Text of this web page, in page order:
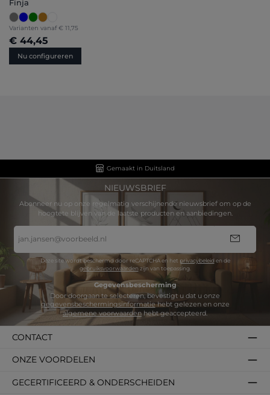
Finja
Varianten vanaf € 11,75
€ 44,45
Nu configureren
Gemaakt in Duitsland
NIEUWSBRIEF
Abonneer nu op onze regelmatig verschijnende nieuwsbrief om op de
hoogtete blijven van de laatste producten en aanbiedingen.
E-
mailadres
*
Deze site wordt beschermd door reCAPTCHA en het privacybeleid en de
gebruiksvoorwaarden zijn van toepassing.
Gegevensbescherming
gegevensbeschermingsinformatie
algemene voorwaardenhebt geaccepteerd.
CONTACT
GECERTIFICEERD & ONDERSCHEIDEN
ONZE VOORDELEN